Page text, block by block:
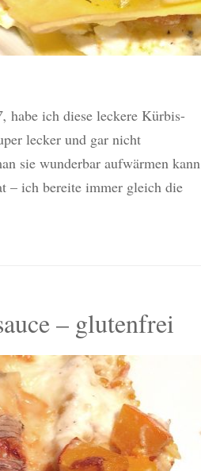
‚ habe ich diese leckere Kürbis-
lecker und gar nicht
sie wunderbar aufwärmen kann
– ich bereite immer gleich die
– glutenfrei